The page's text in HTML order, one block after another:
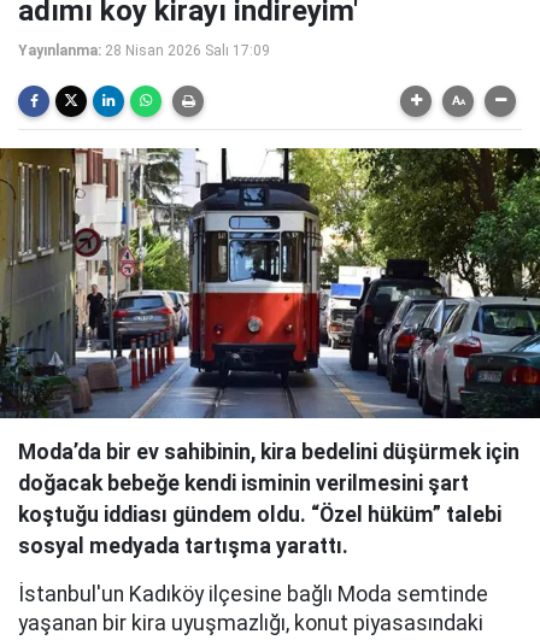
adımı koy kirayı indireyim'
Yayınlanma: 28 Nisan 2026 Salı 17:09
Moda’da bir ev sahibinin, kira bedelini düşürmek için
doğacak bebeğe kendi isminin verilmesini şart
koştuğu iddiası gündem oldu. “Özel hüküm” talebi
sosyal medyada tartışma yarattı.
İstanbul'un Kadıköy ilçesine bağlı Moda semtinde
yaşanan bir kira uyuşmazlığı, konut piyasasındaki